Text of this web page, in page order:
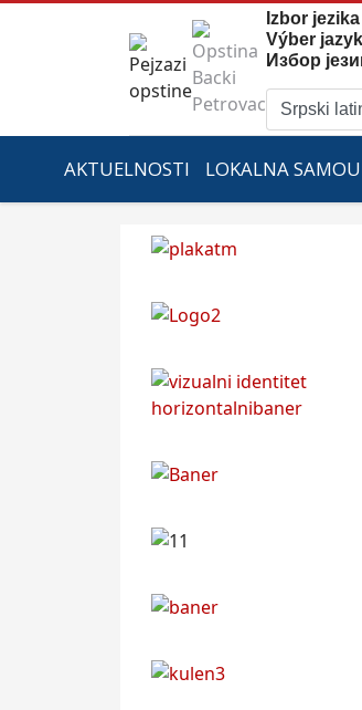
Izbor jezika
Výber
Избор
AKTUELNOSTI LOKALNA